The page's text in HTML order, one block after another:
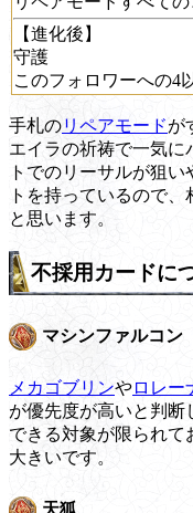
【進化後】
守護
このフォロワーへの4
手札のリペアモードが
エイラの祈祷で一気
トでのリーサルが狙
トを持っているので
と思います。
不採用カードに
マシンファルコン
メカゴブリンやロレー
が優先度が高いと判
できる対象が限られて
大きいです。